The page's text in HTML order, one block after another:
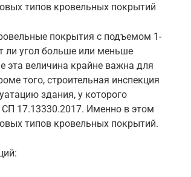
типов кровельных покрытий
покрытия с подъемом 1-
ли угол больше или меньше
эта величина крайне важна для
того, строительная инспекция
здания, у которого
17.13330.2017. Именно в этом
типов кровельных покрытий.